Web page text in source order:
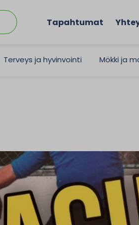
Tapahtumat
Terveys ja hyvinvointi Mökki ja